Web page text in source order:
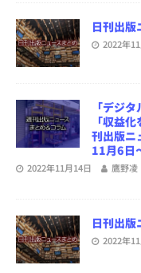
日刊出
2022年
「デジ
「収益
刊出版ニ
11月6日
2022年11月14日 鷹野凌
日刊出
2022年